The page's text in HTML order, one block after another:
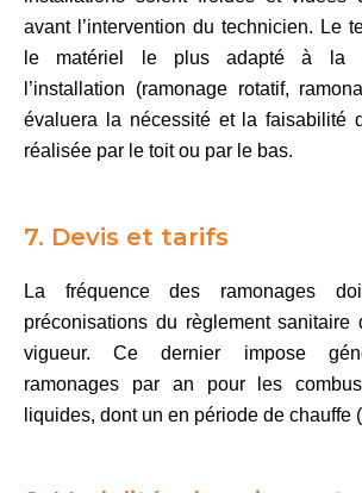
avant l’intervention du technicien. Le
le matériel le plus adapté à la
l’installation (ramonage rotatif,
évaluera la nécessité et la faisabilité
réalisée par le toit ou par le bas.
7. Devis et tarifs
La fréquence des ramonages
préconisations du règlement sanitaire
vigueur. Ce dernier impose
ramonages par an pour les
liquides, dont un en période de chauffe